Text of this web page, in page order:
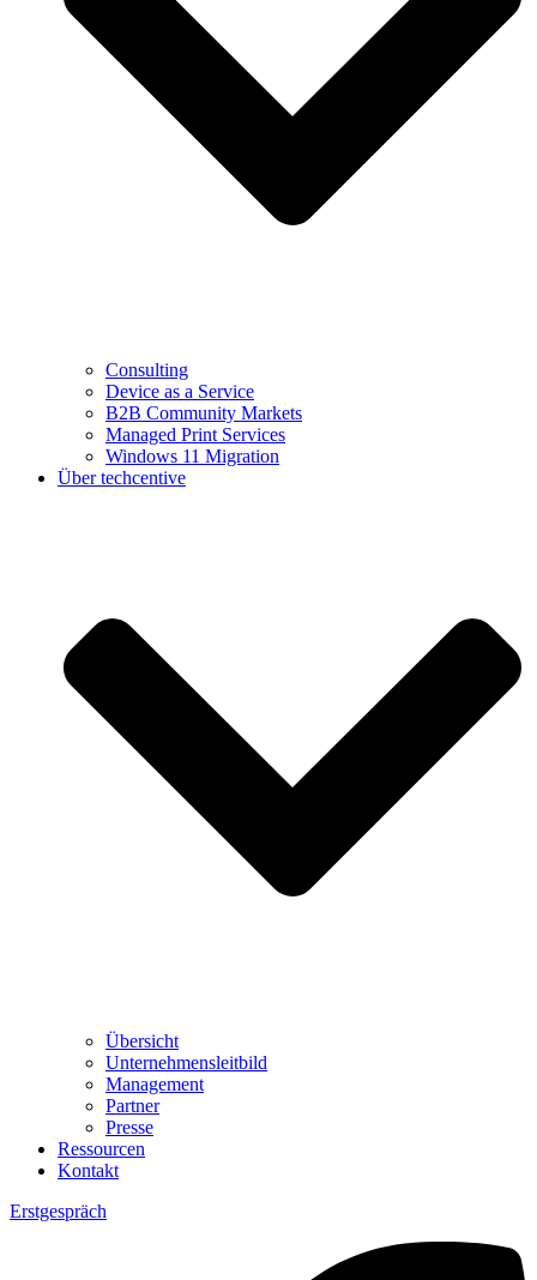
Consulting
Device as a Service
B2B Community Markets
Managed Print Services
Windows 11 Migration
Über techcentive
Übersicht
Unternehmensleitbild
Management
Partner
Presse
Ressourcen
Kontakt
Erstgespräch